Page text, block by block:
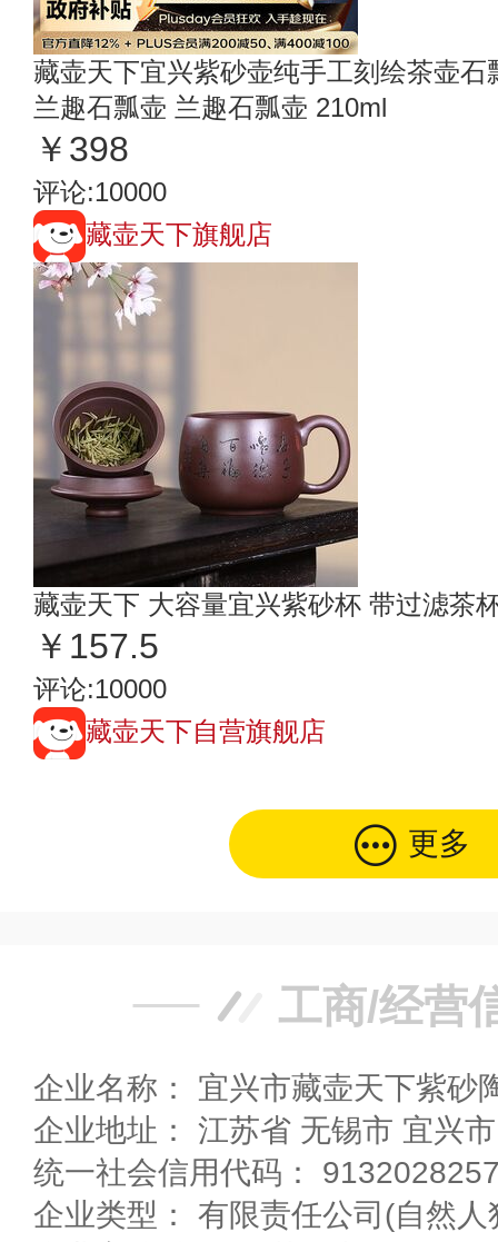
藏壶天下宜兴紫砂壶纯手工刻绘茶壶
兰趣石瓢壶 兰趣石瓢壶 210ml
￥398
评论:10000
藏壶天下旗舰店
藏壶天下 大容量宜兴紫砂杯 带过滤茶
￥157.5
评论:10000
藏壶天下自营旗舰店
更多
工商/经营
企业名称： 宜兴市藏壶天下紫砂
企业地址： 江苏省 无锡市
统一社会信用代码：
企业类型： 有限责任公司(自然人